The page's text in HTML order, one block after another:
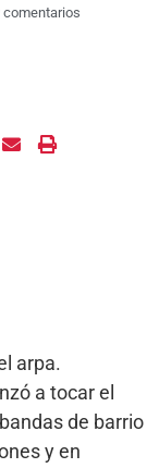
comentarios
arpa.
a tocar el
de barrio
y en